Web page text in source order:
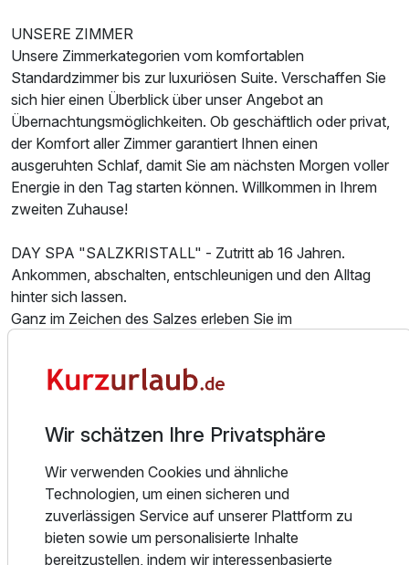
Ausstattung
Zusatznächte
Für 6 Tage p.P. ab429,00 €
Doppelzimmer Superior
UNSERE ZIMMER
Unsere Zimmerkategorien vom komfortablen
Standardzimmer bis zur luxuriösen Suite. Verschaffen Sie
sich hier einen Überblick über unser Angebot an
Übernachtungsmöglichkeiten. Ob geschäftlich oder privat,
der Komfort aller Zimmer garantiert Ihnen einen
ausgeruhten Schlaf, damit Sie am nächsten Morgen voller
Energie in den Tag starten können. Willkommen in Ihrem
zweiten Zuhause!
DAY SPA "SALZKRISTALL" - Zutritt ab 16 Jahren.
Ankommen, abschalten, entschleunigen und den Alltag
hinter sich lassen.
Ganz im Zeichen des Salzes erleben Sie im
einen Tag der 4 Elemente. Lassen Sie sich von Luft, Feuer,
Nach langer Bauzeit ist es endlich soweit – unser neuer
Wellnessbereich hat in NEUEM GLANZ eröffnet!
Wir haben keine Mühen gescheut, um unseren Gästen ein
einzigartiges Wohlfühlerlebnis direkt am Schachtsee zu
bieten. Unsere neue Panorama-Sauna mit Blick auf den
See wird sicher eines der Highlights. Ergänzt wird das
Wir schätzen Ihre Privatsphäre
Wir verwenden Cookies und ähnliche
Technologien, um einen sicheren und
zuverlässigen Service auf unserer Plattform zu
bieten sowie um personalisierte Inhalte
bereitzustellen, indem wir interessenbasierte